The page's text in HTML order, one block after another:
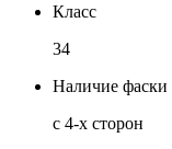
Класс
34
Наличие фаски
с 4-х сторон